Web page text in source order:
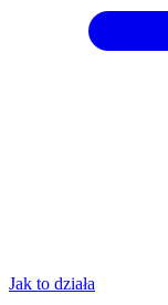
Jak to działa